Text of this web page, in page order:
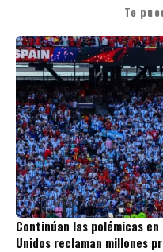
Te
Continúan las polémicas en
Unidos reclaman millones